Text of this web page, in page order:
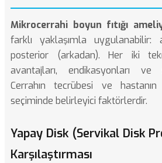
Mikrocerrahi boyun fıtığı
farklı yaklaşımla
posterior (arkadan). Her iki
avantajları, endikasyonları ve
Cerrahın tecrübesi ve
seçiminde belirleyici faktörlerdir.
Yapay Disk (Servikal Disk
Karşılaştırması